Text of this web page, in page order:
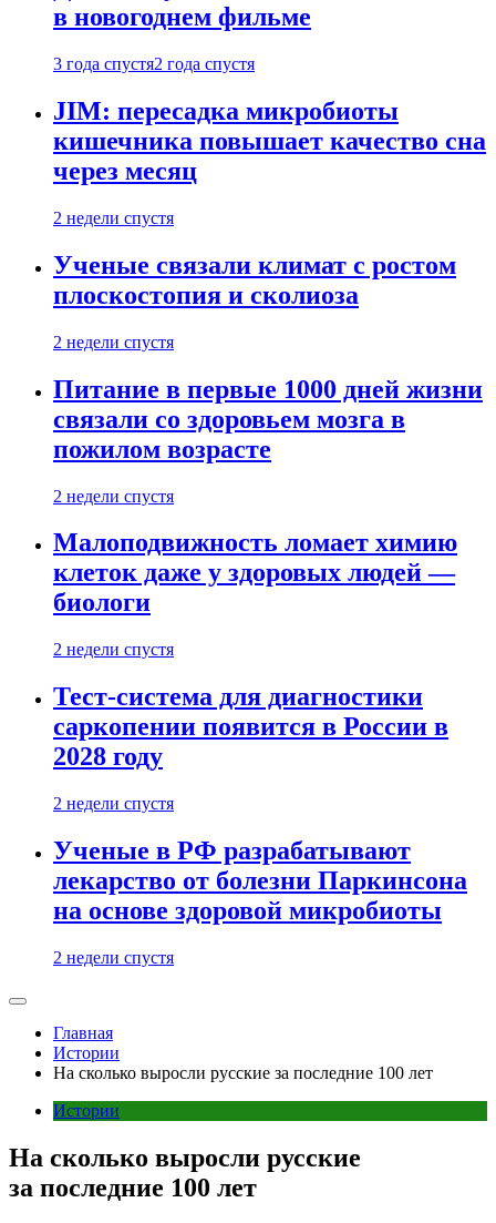
в новогоднем фильме
3 года спустя2 года спустя
JIM: пересадка микробиоты
кишечника повышает качество сна
через месяц
2 недели спустя
Ученые связали климат с ростом
плоскостопия и сколиоза
2 недели спустя
Питание в первые 1000 дней жизни
связали со здоровьем мозга в
пожилом возрасте
2 недели спустя
Малоподвижность ломает химию
клеток даже у здоровых людей —
биологи
2 недели спустя
Тест-система для диагностики
саркопении появится в России в
2028 году
2 недели спустя
Ученые в РФ разрабатывают
лекарство от болезни Паркинсона
на основе здоровой микробиоты
2 недели спустя
Главная
Истории
На сколько выросли русские за последние 100 лет
Истории
На сколько выросли русские
за последние 100 лет